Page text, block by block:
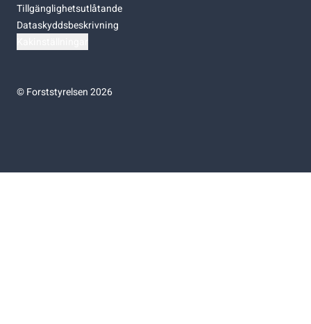
Tillgänglighetsutlåtande
Dataskyddsbeskrivning
©Forststyrelsen 2026